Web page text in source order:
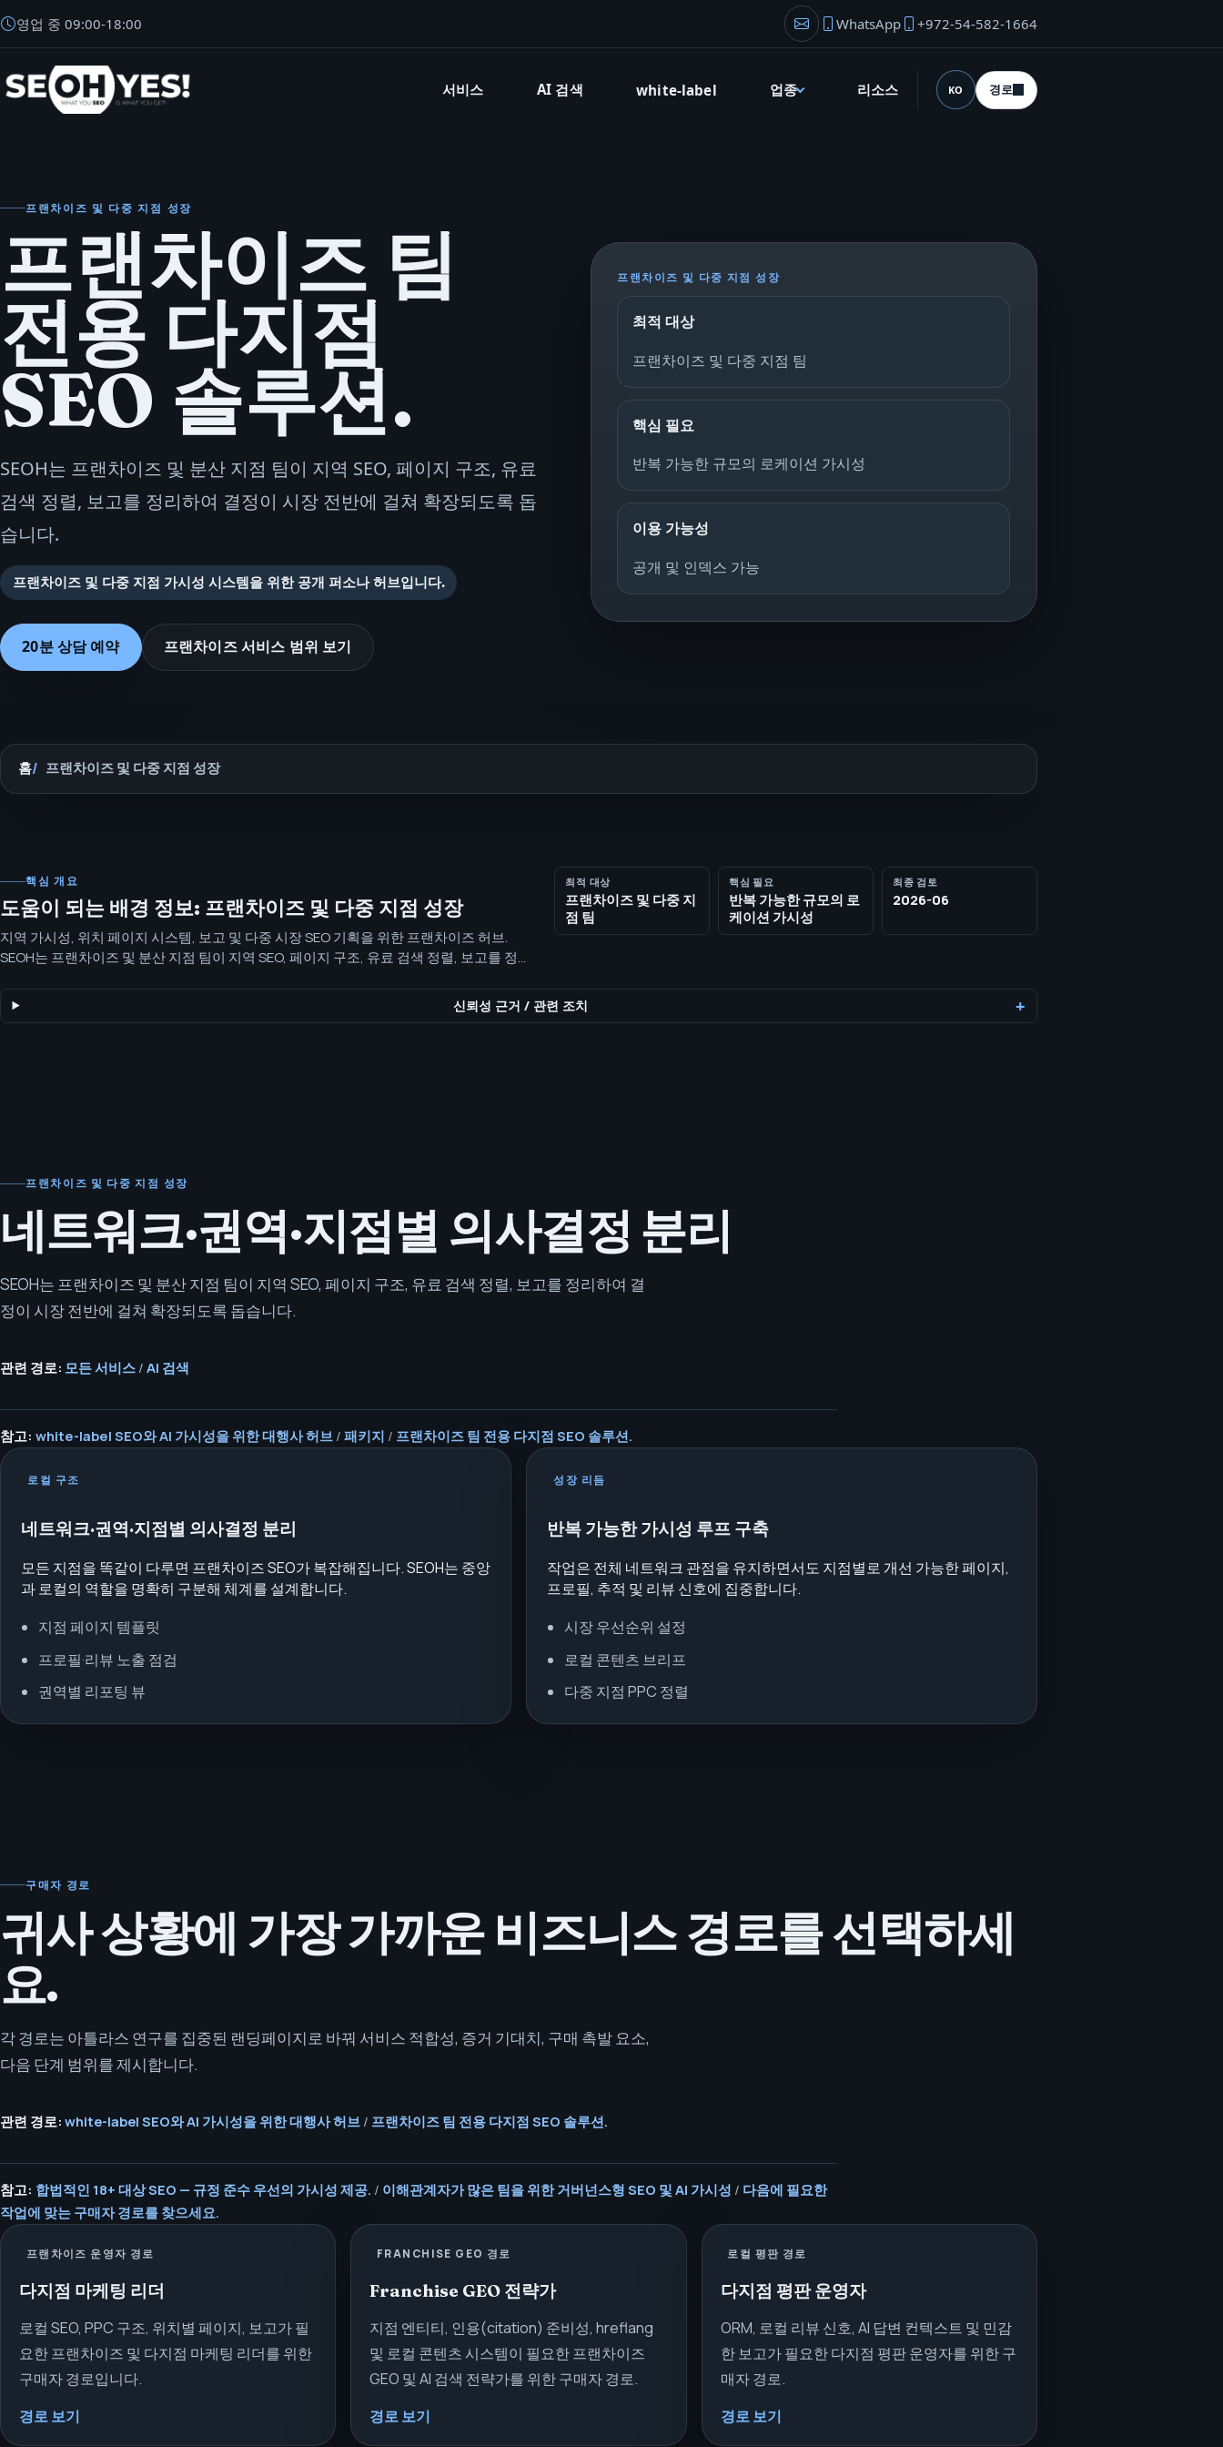
영업 중09:00-18:00 창업자 이메일
WhatsApp +972-54-582-1664
SEOH 서비스 AI 검색 white-label 업종 리소스 언어 (desktop)
KO 경로
프랜차이즈 및 다중 지점 성장
프랜차이즈 팀
전용 다지점
SEO 솔루션.
SEOH는 프랜차이즈 및 분산 지점 팀이 지역 SEO, 페이지 구조, 유료
검색 정렬, 보고를 정리하여 결정이 시장 전반에 걸쳐 확장되도록 돕
습니다.
프랜차이즈 및 다중 지점 가시성 시스템을 위한 공개 퍼소나 허브입니다.
20분 상담 예약 프랜차이즈 서비스 범위 보기
프랜차이즈 및 다중 지점 성장
최적 대상
프랜차이즈 및 다중 지점 팀
핵심 필요
반복 가능한 규모의 로케이션 가시성
이용 가능성
공개 및 인덱스 가능
홈 프랜차이즈 및 다중 지점 성장
핵심 개요
도움이 되는 배경 정보: 프랜차이즈 및 다중 지점 성장
지역 가시성, 위치 페이지 시스템, 보고 및 다중 시장 SEO 기획을 위한 프랜차이즈 허브.
SEOH는 프랜차이즈 및 분산 지점 팀이 지역 SEO, 페이지 구조, 유료 검색 정렬, 보고를 정리
최적 대상
프랜차이즈 및 다중 지
점 팀
핵심 필요
반복 가능한 규모의 로
케이션 가시성
최종 검토
2026-06
신뢰성 근거 / 관련 조치
프랜차이즈 및 다중 지점 성장
네트워크·권역·지점별 의사결정 분리
SEOH는 프랜차이즈 및 분산 지점 팀이 지역 SEO, 페이지 구조, 유료 검색 정렬, 보고를 정리하여 결
정이 시장 전반에 걸쳐 확장되도록 돕습니다.
관련 경로: 모든 서비스 / AI 검색
참고: white-label SEO와 AI 가시성을 위한 대행사 허브 / 패키지 / 프랜차이즈 팀 전용 다지점 SEO 솔루션.
로컬 구조
네트워크·권역·지점별 의사결정 분리
모든 지점을 똑같이 다루면 프랜차이즈 SEO가 복잡해집니다. SEOH는 중앙
과 로컬의 역할을 명확히 구분해 체계를 설계합니다.
지점 페이지 템플릿
프로필·리뷰 노출 점검
권역별 리포팅 뷰
성장 리듬
반복 가능한 가시성 루프 구축
작업은 전체 네트워크 관점을 유지하면서도 지점별로 개선 가능한 페이지,
프로필, 추적 및 리뷰 신호에 집중합니다.
시장 우선순위 설정
로컬 콘텐츠 브리프
다중 지점 PPC 정렬
구매자 경로
귀사 상황에 가장 가까운 비즈니스 경로를 선택하세
요.
각 경로는 아틀라스 연구를 집중된 랜딩페이지로 바꿔 서비스 적합성, 증거 기대치, 구매 촉발 요소,
다음 단계 범위를 제시합니다.
관련 경로: white-label SEO와 AI 가시성을 위한 대행사 허브 / 프랜차이즈 팀 전용 다지점 SEO 솔루션.
참고: 합법적인 18+ 대상 SEO — 규정 준수 우선의 가시성 제공. / 이해관계자가 많은 팀을 위한 거버넌스형 SEO 및 AI 가시성 / 다음에 필요한
작업에 맞는 구매자 경로를 찾으세요.
프랜차이즈 운영자 경로
다지점 마케팅 리더
로컬 SEO, PPC 구조, 위치별 페이지, 보고가 필
요한 프랜차이즈 및 다지점 마케팅 리더를 위한
구매자 경로입니다.
경로 보기
FRANCHISE GEO 경로
Franchise GEO 전략가
지점 엔티티, 인용(citation) 준비성, hreflang
및 로컬 콘텐츠 시스템이 필요한 프랜차이즈
GEO 및 AI 검색 전략가를 위한 구매자 경로.
경로 보기
로컬 평판 경로
다지점 평판 운영자
ORM, 로컬 리뷰 신호, AI 답변 컨텍스트 및 민감
한 보고가 필요한 다지점 평판 운영자를 위한 구
매자 경로.
경로 보기